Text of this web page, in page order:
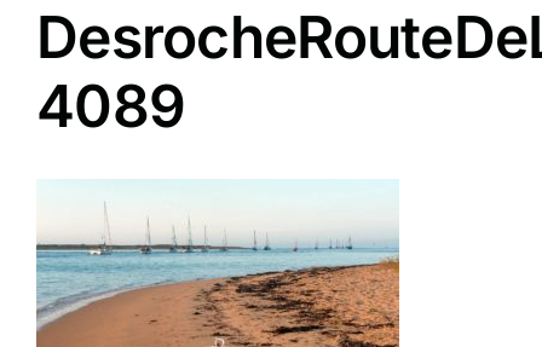
4089